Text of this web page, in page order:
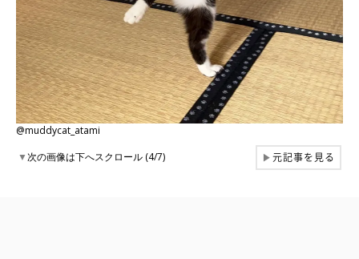
@muddycat_atami
▼次の画像は下へスクロール (4/7) ▶元記事を見る